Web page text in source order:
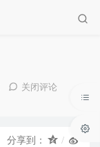
关闭评论
分享到：